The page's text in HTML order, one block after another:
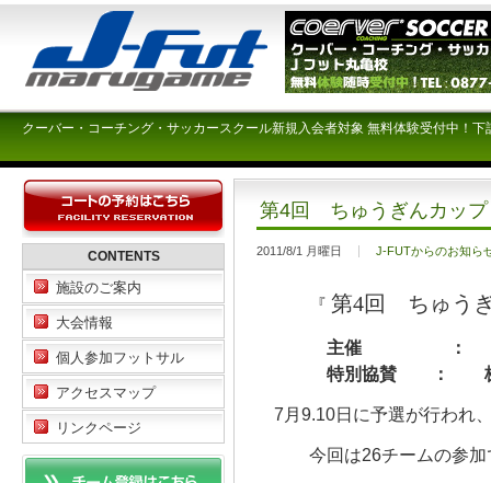
クーバー・コーチング・サッカースクール新規入会者対象 無料体験受付中！
第4回 ちゅうぎんカップ
2011/8/1 月曜日 J-FUTからのお知ら
『 第4回 ちゅう
主催 ： 香川県
特別協賛 ： 株式
7月9.10日に予選が行われ
今回は26チームの参加
CONTENTS
施設のご案内
大会情報
個人参加フットサル
アクセスマップ
リンクページ